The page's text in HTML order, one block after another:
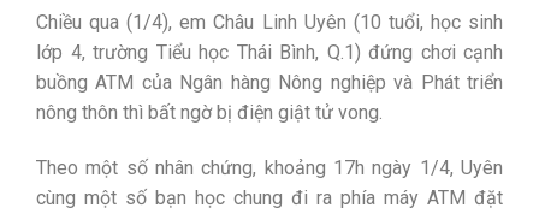
Chiều qua (1/4), em Châu Linh Uyên (10 tuổi, học sinh
lớp 4, trường Tiểu học Thái Bình, Q.1) đứng chơi cạnh
buồng ATM của Ngân hàng Nông nghiệp và Phát triển
nông thôn thì bất ngờ bị điện giật tử vong.
Theo một số nhân chứng, khoảng 17h ngày 1/4, Uyên
cùng một số bạn học chung đi ra phía máy ATM đặt